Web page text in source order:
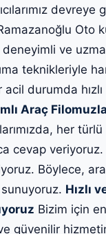
devreye
Oto
deneyimli ve
teknikleriyle
durumda
Araç
her
cevap
Böylece,
Hızlı
Bizim için
güvenilir